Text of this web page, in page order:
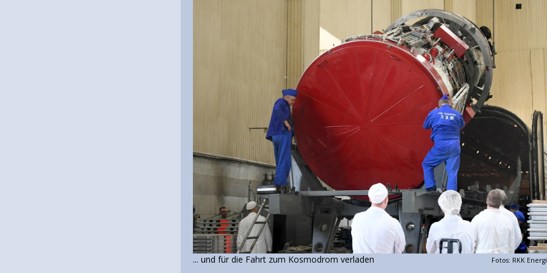
... und für die Fahrt zum Kosmodrom verladen Fotos: RKK